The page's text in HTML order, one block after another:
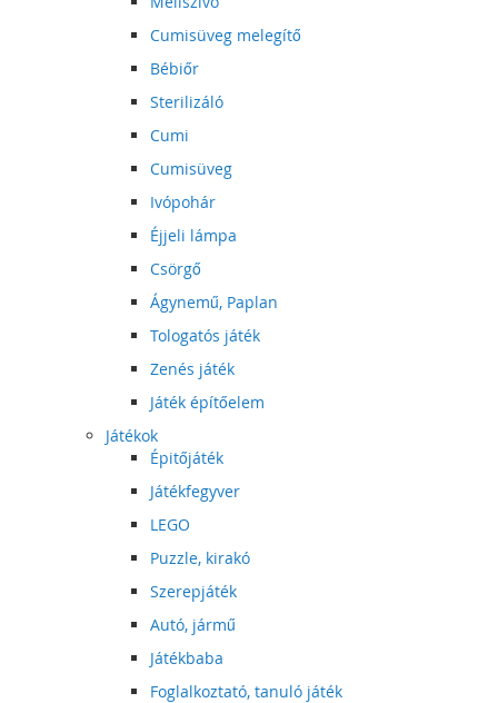
Cumisüveg melegítő
Bébiőr
Sterilizáló
Cumi
Cumisüveg
Ivópohár
Éjjeli lámpa
Csörgő
Ágynemű, Paplan
Tologatós játék
Zenés játék
Játék építőelem
Játékok
Épitőjáték
Játékfegyver
LEGO
Puzzle, kirakó
Szerepjáték
Autó, jármű
Játékbaba
Foglalkoztató, tanuló játék